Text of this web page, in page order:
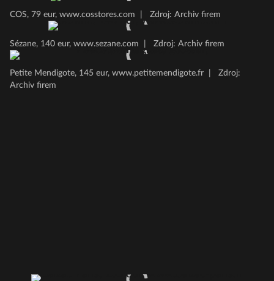
COS, 79 eur, www.cosstores.com Zdroj: Archiv firem
Sézane, 140 eur, www.sezane.com Zdroj: Archiv firem
Petite Mendigote, 145 eur, www.petitemendigote.fr
Zdroj:
Archiv firem